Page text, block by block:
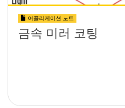
어플리케이션 노트
금속 미러 코팅